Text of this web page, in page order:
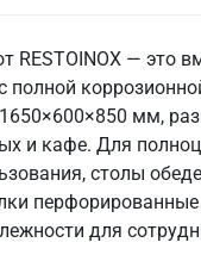
— это
полной
мм,
и кафе. Для
столы
для